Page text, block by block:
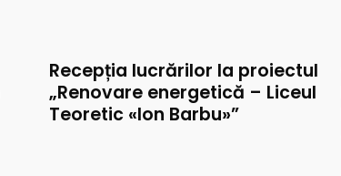
Recepția lucrărilor la proiectul
„Renovare energetică – Liceul
Teoretic «Ion Barbu»”